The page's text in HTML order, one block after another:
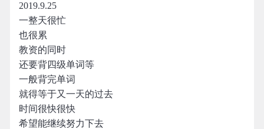
2019.9.25
一整天很忙
也很累
教资的同时
还要背四级单词等
一般背完单词
就得等于又一天的过去
时间很快很快
希望能继续努力下去